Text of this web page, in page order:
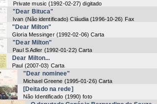
Private music (1992-02-27) digitado
"Dear Bituca"
Ivan (Não identificado) Cláudia (1996-10-26) Fax
"Dear Milton"
Gloria Messinger (1992-02-06) Carta
"Dear Milton"
Paul S Adler (1992-01-22) Carta
Dear Milton...
Paul (2007-03) Carta
"Dear nominee"
Michael Greene (1995-01-26) Carta
[Deitado na rede]
Não Identificado (1990) foto